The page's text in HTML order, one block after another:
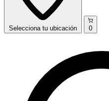
Selecciona tu ubicación 0